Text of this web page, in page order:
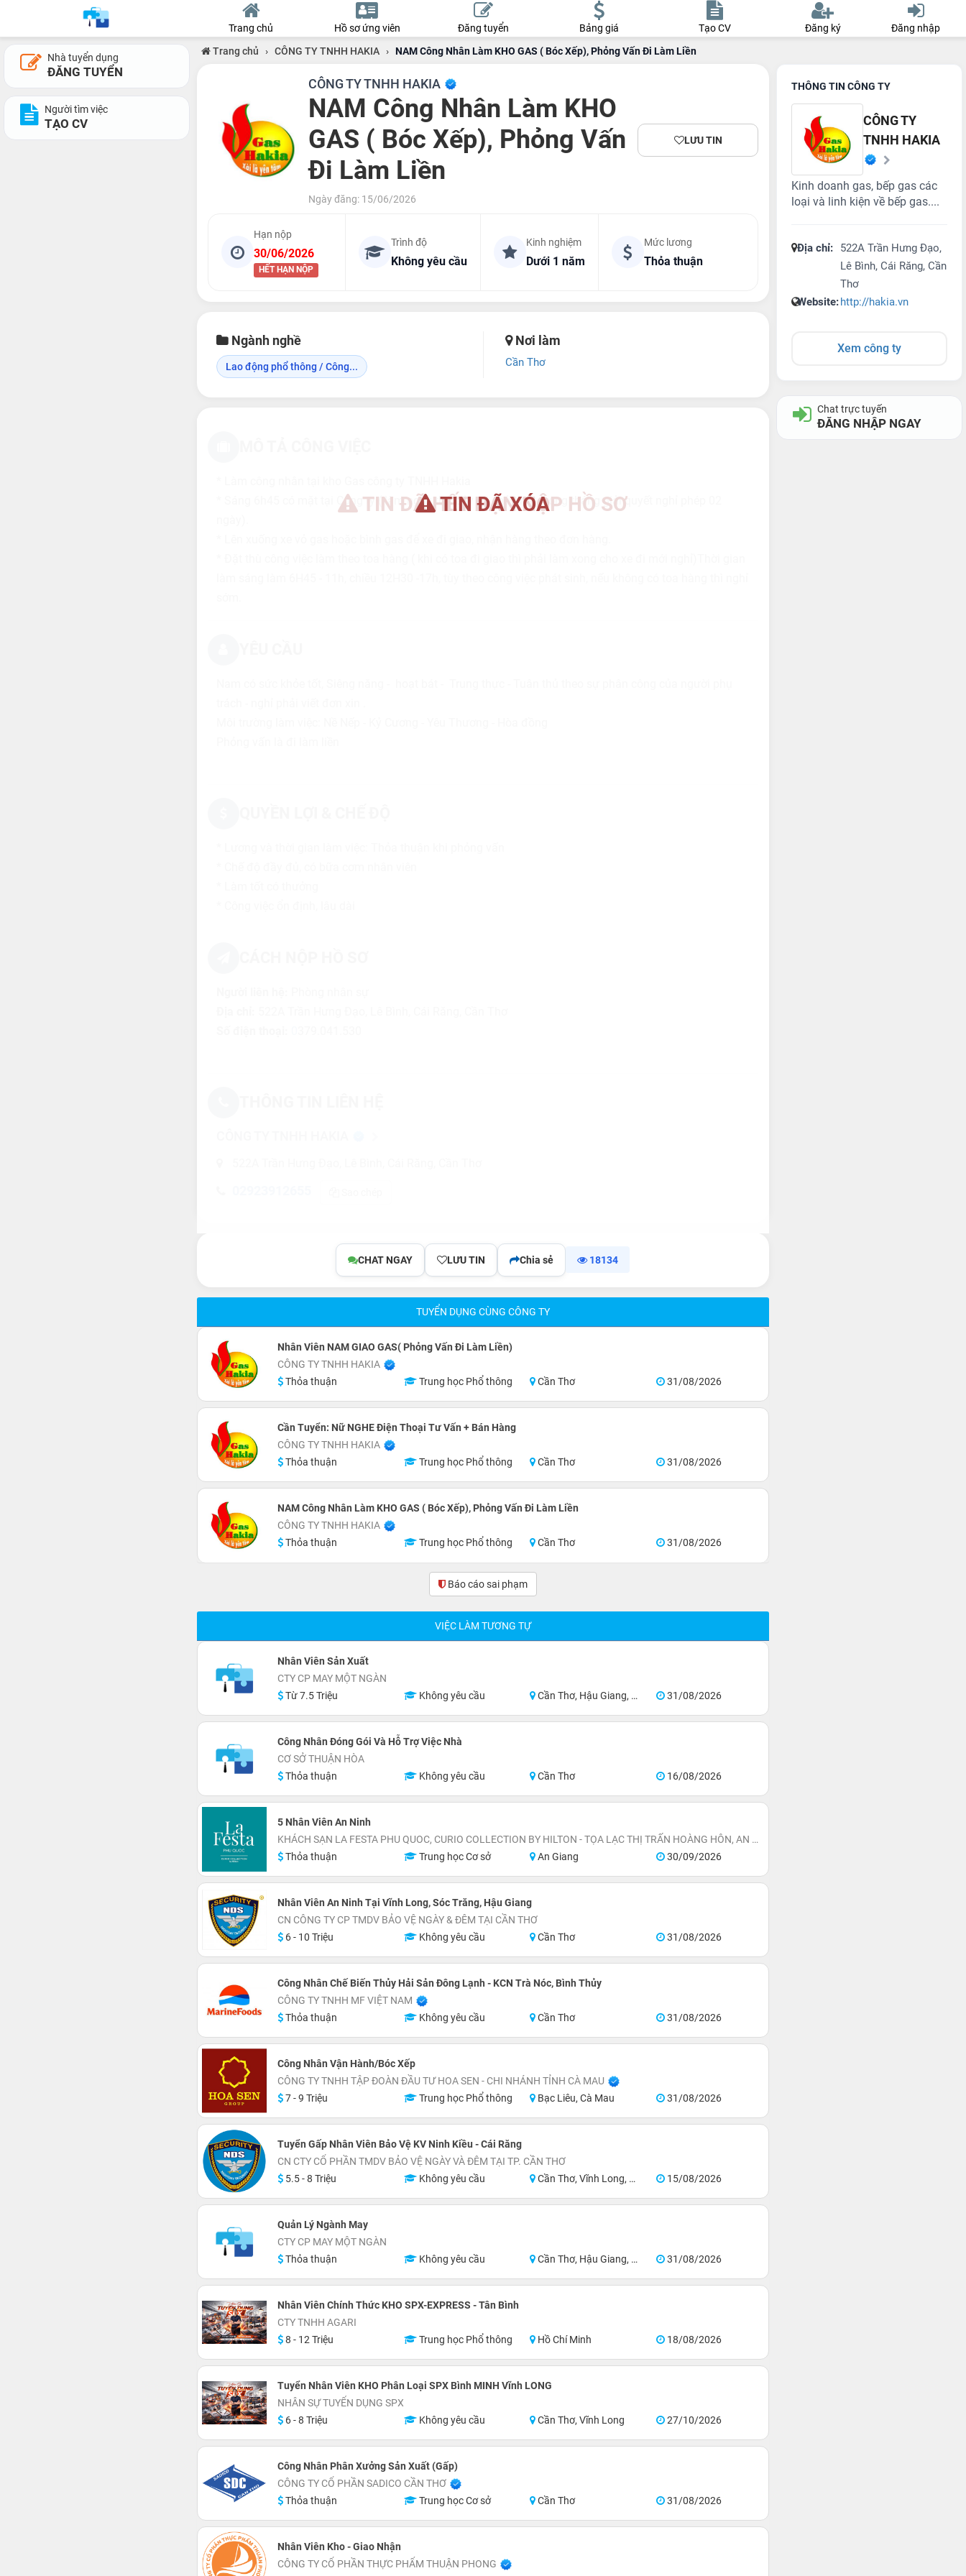
Trang chủ Hồ sơ ứng viên Đăng tuyển Bảng giá Tạo CV Đăng ký Đăng nhập
Nhà tuyển dụng
ĐĂNG TUYỂN
Người tìm việc
TẠO CV
Trang chủ › CÔNG TY TNHH HAKIA › NAM Công Nhân Làm KHO GAS ( Bóc Xếp), Phỏng Vấn Đi Làm Liền
CÔNG TY TNHH HAKIA
NAM Công Nhân Làm KHO
GAS ( Bóc Xếp), Phỏng Vấn
Đi Làm Liền
Ngày đăng: 15/06/2026
LƯU TIN
Hạn nộp
30/06/2026
HẾT HẠN NỘP
Trình độ
Không yêu cầu
Kinh nghiệm
Dưới 1 năm
Mức lương
Thỏa thuận
Ngành nghề
Lao động phổ thông / Công...
Nơi làm
Cần Thơ
TIN ĐÃ HẾT HẠN NỘP HỒ SƠ
TIN ĐÃ XÓA
* Sáng 6h45 có mặt tại Công ty ( làm ngày thứ bảy và chủ nhật, trong tháng giải quyết nghỉ phép 02
CHAT NGAY LƯU TIN Chia sẻ 18134
TUYỂN DỤNG CÙNG CÔNG TY
Nhân Viên NAM GIAO GAS( Phỏng Vấn Đi Làm Liền)
CÔNG TY TNHH HAKIA
Thỏa thuận
Trung học Phổ thông Cần Thơ 31/08/2026
Cần Tuyển: Nữ NGHE Điện Thoại Tư Vấn + Bán Hàng
CÔNG TY TNHH HAKIA
Thỏa thuận
Trung học Phổ thông Cần Thơ 31/08/2026
NAM Công Nhân Làm KHO GAS ( Bóc Xếp), Phỏng Vấn Đi Làm Liền
CÔNG TY TNHH HAKIA
Thỏa thuận
Trung học Phổ thông Cần Thơ 31/08/2026
Báo cáo sai phạm(2)
VIỆC LÀM TƯƠNG TỰ
Nhân Viên Sản Xuất
CTY CP MAY MỘT NGÀN
Từ 7.5 Triệu
Không yêu cầu Cần Thơ, Hậu Giang, Sóc Trăng 31/08/2026
Công Nhân Đóng Gói Và Hỗ Trợ Việc Nhà
CƠ SỞ THUẬN HÒA
Thỏa thuận
Không yêu cầu Cần Thơ 16/08/2026
5 Nhân Viên An Ninh
KHÁCH SẠN LA FESTA PHU QUOC, CURIO COLLECTION BY HILTON - TỌA LẠC THỊ TRẤN HOÀNG HÔN, AN THỚI, ĐẶC KHU PHÚ QUỐC
Thỏa thuận
Trung học Cơ sở An Giang 30/09/2026
Nhân Viên An Ninh Tại Vĩnh Long, Sóc Trăng, Hậu Giang
CN CÔNG TY CP TMDV BẢO VỆ NGÀY & ĐÊM TẠI CẦN THƠ
6 - 10 Triệu
Không yêu cầu Cần Thơ 31/08/2026
Công Nhân Chế Biến Thủy Hải Sản Đông Lạnh - KCN Trà Nóc, Bình Thủy
CÔNG TY TNHH MF VIỆT NAM
Thỏa thuận
Không yêu cầu Cần Thơ 31/08/2026
Công Nhân Vận Hành/Bóc Xếp
CÔNG TY TNHH TẬP ĐOÀN ĐẦU TƯ HOA SEN - CHI NHÁNH TỈNH CÀ MAU
7 - 9 Triệu
Trung học Phổ thông Bạc Liêu, Cà Mau 31/08/2026
Tuyển Gấp Nhân Viên Bảo Vệ KV Ninh Kiều - Cái Răng
CN CTY CỔ PHẦN TMDV BẢO VỆ NGÀY VÀ ĐÊM TẠI TP. CẦN THƠ
5.5 - 8 Triệu
Không yêu cầu Cần Thơ, Vĩnh Long, An Giang, Hậu Giang 15/08/2026
Quản Lý Ngành May
CTY CP MAY MỘT NGÀN
Thỏa thuận
Không yêu cầu Cần Thơ, Hậu Giang, Sóc Trăng 31/08/2026
Nhân Viên Chính Thức KHO SPX-EXPRESS - Tân Bình
CTY TNHH AGARI
8 - 12 Triệu
Trung học Phổ thông Hồ Chí Minh 18/08/2026
Tuyển Nhân Viên KHO Phân Loại SPX Bình MINH Vĩnh LONG
NHÂN SỰ TUYỂN DỤNG SPX
6 - 8 Triệu
Không yêu cầu Cần Thơ, Vĩnh Long 27/10/2026
Công Nhân Phân Xưởng Sản Xuất (Gấp)
CÔNG TY CỔ PHẦN SADICO CẦN THƠ
Thỏa thuận
Trung học Cơ sở Cần Thơ 31/08/2026
Nhân Viên Kho - Giao Nhận
CÔNG TY CỔ PHẦN THỰC PHẨM THUẬN PHONG
THÔNG TIN CÔNG TY
CÔNG TY
TNHH HAKIA
Kinh doanh gas, bếp gas các
loại và linh kiện về bếp gas....
Địa chỉ:
522A Trần Hưng Đạo,
Lê Bình, Cái Răng, Cần
Thơ
Website:http://hakia.vn
Xem công ty
Chat trực tuyến
ĐĂNG NHẬP NGAY